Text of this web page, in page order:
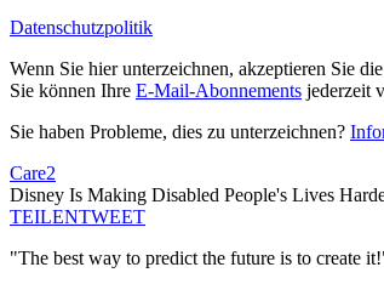
Datenschutzpolitik
Wenn Sie hier unterzeichnen, akzeptieren Sie die
Sie können Ihre E-Mail-Abonnements jederzeit
Sie haben Probleme, dies zu unterzeichnen?
Care2
Disney Is Making Disabled People's Lives
TEILENTWEET
"The best way to predict the future is to create